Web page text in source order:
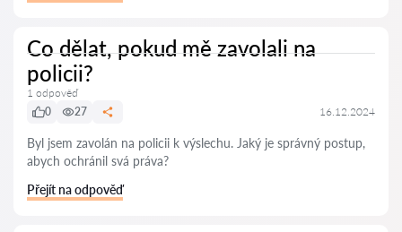
Co dělat, pokud mě zavolali na
policii?
1 odpověď
0
27 16.12.2024
Byl jsem zavolán na policii k výslechu. Jaký je správný postup,
abych ochránil svá práva?
Přejít na odpověď